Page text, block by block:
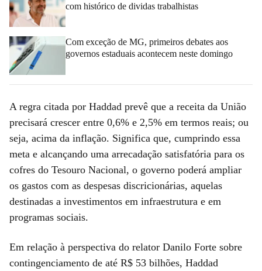
com histórico de dividas trabalhistas
Com exceção de MG, primeiros debates aos
governos estaduais acontecem neste domingo
A regra citada por Haddad prevê que a receita da União
precisará crescer entre 0,6% e 2,5% em termos reais; ou
seja, acima da inflação. Significa que, cumprindo essa
meta e alcançando uma arrecadação satisfatória para os
cofres do Tesouro Nacional, o governo poderá ampliar
os gastos com as despesas discricionárias, aquelas
destinadas a investimentos em infraestrutura e em
programas sociais.
Em relação à perspectiva do relator Danilo Forte sobre
contingenciamento de até R$ 53 bilhões, Haddad